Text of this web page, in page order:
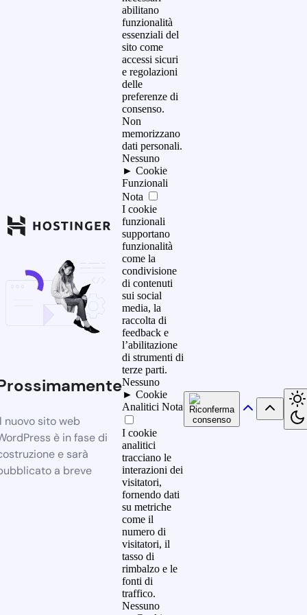
nuovo sito web
è in fase di
e sarà
a breve
abilitano
funzionalità
essenziali del
sito come
accessi sicuri
e regolazioni
delle
preferenze di
consenso.
Non
memorizzano
dati personali.
Nessuno
► Cookie
Funzionali
Nota
I cookie
funzionali
supportano
funzionalità
come la
condivisione
di contenuti
sui social
media, la
raccolta di
feedback e
l’abilitazione
di strumenti di
terze parti.
Nessuno
► Cookie
Analitici Nota
I cookie
analitici
tracciano le
interazioni dei
visitatori,
fornendo dati
su metriche
come il
numero di
visitatori, il
tasso di
rimbalzo e le
fonti di
traffico.
Nessuno